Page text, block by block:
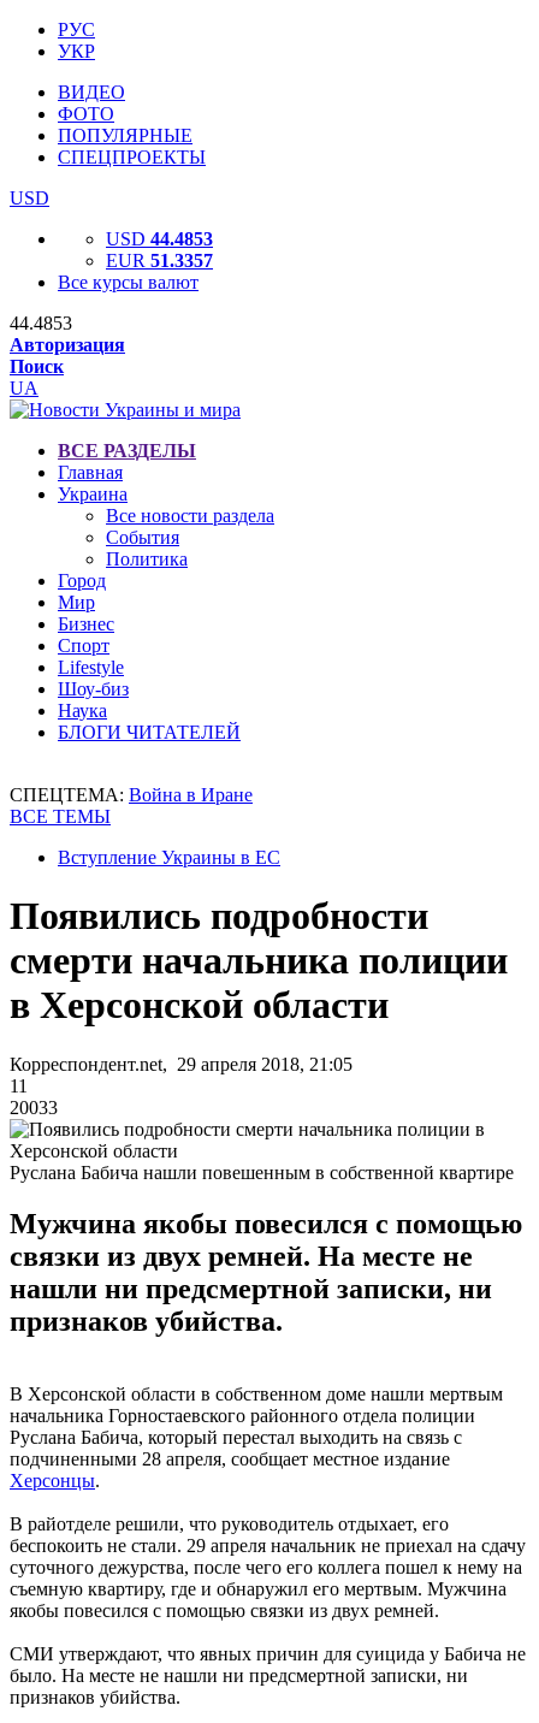
РУС
УКР
ВИДЕО
ФОТО
ПОПУЛЯРНЫЕ
СПЕЦПРОЕКТЫ
USD
USD 44.4853
EUR 51.3357
Все курсы валют
44.4853
Авторизация
Поиск
UA
ВСЕ РАЗДЕЛЫ
Главная
Украина
Все новости раздела
События
Политика
Город
Мир
Бизнес
Спорт
Lifestyle
Шоу-биз
Наука
БЛОГИ ЧИТАТЕЛЕЙ
СПЕЦТЕМА: Война в Иране
ВСЕ ТЕМЫ
Вступление Украины в ЕС
Появились подробности
смерти начальника полиции
в Херсонской области
Корреспондент.net, 29 апреля 2018, 21:05
11
20033
Руслана Бабича нашли повешенным в собственной квартире
Мужчина якобы повесился с помощью
связки из двух ремней. На месте не
нашли ни предсмертной записки, ни
признаков убийства.
В Херсонской области в собственном доме нашли мертвым
начальника Горностаевского районного отдела полиции
Руслана Бабича, который перестал выходить на связь с
подчиненными 28 апреля, сообщает местное издание
Херсонцы.
В райотделе решили, что руководитель отдыхает, его
беспокоить не стали. 29 апреля начальник не приехал на сдачу
суточного дежурства, после чего его коллега пошел к нему на
съемную квартиру, где и обнаружил его мертвым. Мужчина
якобы повесился с помощью связки из двух ремней.
СМИ утверждают, что явных причин для суицида у Бабича не
было. На месте не нашли ни предсмертной записки, ни
признаков убийства.